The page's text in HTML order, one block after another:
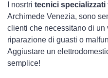
I nosrtri tecnici
Archimede Venezia, sono
clienti che necessitano di un
riparazione di guasti o
Aggiustare un
semplice!